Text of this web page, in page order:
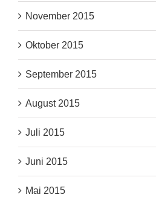
November 2015
Oktober 2015
September 2015
August 2015
Juli 2015
Juni 2015
Mai 2015